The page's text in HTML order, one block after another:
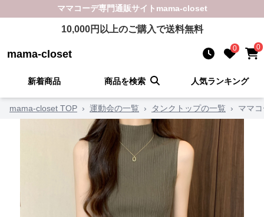
ママコーデ専門通販サイト mama-closet
10,000円以上のご購入で送料無料
mama-closet 0 0
新着商品 商品を検索 人気ランキング
mama-closet TOP › 運動会の一覧 › タンクトップの一覧 › ママ